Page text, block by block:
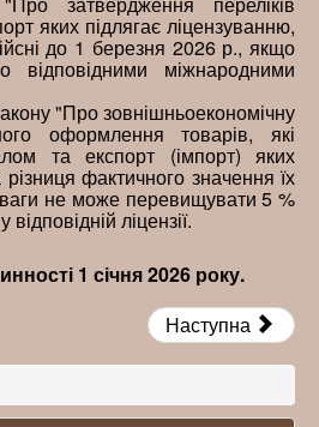
яких підлягає ліцензуванню,
до 1 березня 2026 р., якщо
відповідними міжнародними
"Про зовнішньоекономічну
оформлення товарів, які
та експорт (імпорт) яких
різниця фактичного значення їх
ваги не може перевищувати 5 %
ліцензії.
1 січня 2026 року.
Наступна